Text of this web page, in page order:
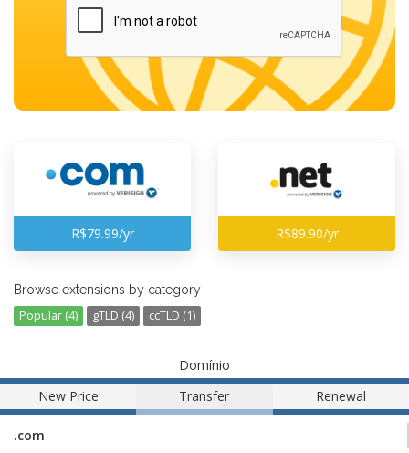
R$79.99/yr R$89.90/yr
Browse extensions by category
Popular (4) gTLD (4) ccTLD (1)
Domínio
New Price
Transfer Renewal
.com